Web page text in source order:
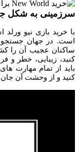
سرزمینی به شکل
است. در جهان
کنید، زیبایی، خطر
باید از تمام مهارت
کنید و از وحشت آن جان